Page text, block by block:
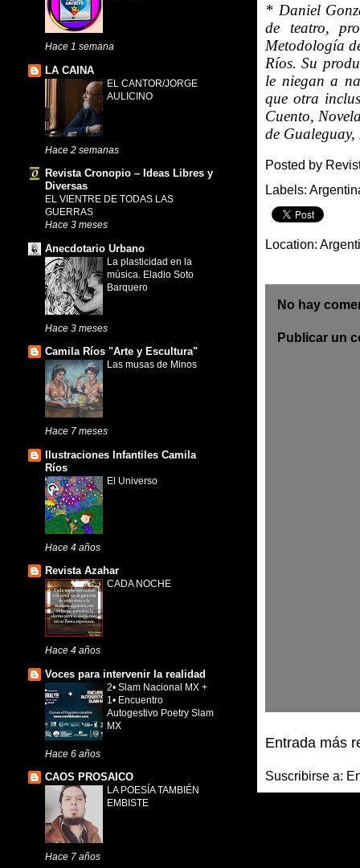
* Daniel
de teatro,
Metodología
Ríos. Su
le niegan a
que otra
Cuento,
de
Posted by
Labels:
Location:
No hay
Publicar un
Entrada más
Suscribirse a:
Hace 1 semana
LA CAINA
EL CANTOR/JORGE
AULICINO
Hace 2 semanas
Revista Cronopio – Ideas Libres y
Diversas
EL VIENTRE DE TODAS LAS
GUERRAS
Hace 3 meses
Anecdotario Urbano
La plasticidad en la
música. Eladio Soto
Barquero
Hace 3 meses
Camila Ríos "Arte y Escultura"
Las musas de Minos
Hace 7 meses
Ilustraciones Infantiles Camila
Ríos
El Universo
Hace 4 años
Revista Azahar
CADA NOCHE
Hace 4 años
Voces para intervenir la realidad
2• Slam Nacional MX +
1• Encuentro
Autogestivo Poetry Slam
MX
Hace 6 años
CAOS PROSAICO
LA POESÍA TAMBIÉN
EMBISTE
Hace 7 años